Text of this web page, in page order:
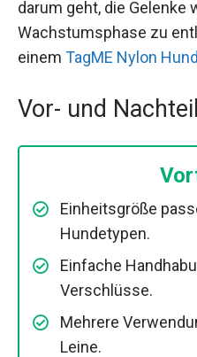
darum geht, die Gelenke
Wachstumsphase zu
einem TagME Nylon
Vor- und
Einheitsgröße
Hundetypen.
Einfache
Verschlüsse.
Mehrere
Leine.